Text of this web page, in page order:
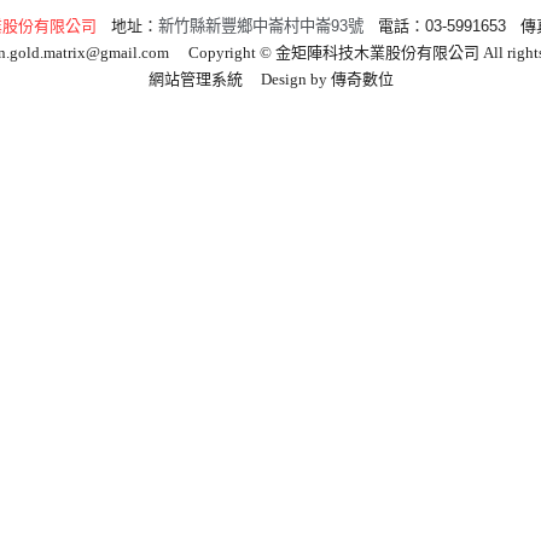
份有限公司 地址： 新竹縣新豐鄉中崙村中崙93號 電話： 03-5991653 傳
Copyright © 金矩陣科技木業股份有限公司 All
網站管理系統Design by 傳奇數位